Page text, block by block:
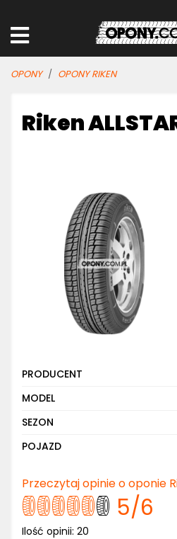
OPONY OPONY RIKEN
Riken
PRODUCENT
MODEL
SEZON
POJAZD
Przeczytaj opinie o oponie
5/6
Ilość opinii: 20